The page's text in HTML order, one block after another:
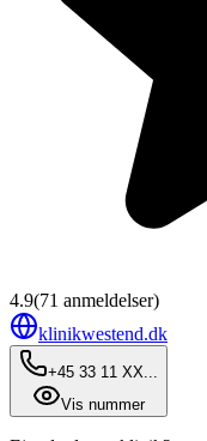
4.9(71 anmeldelser)
klinikwestend.dk
+45 33 11 XX...
Vis nummer